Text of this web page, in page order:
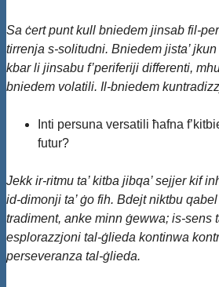
Sa ċert punt kull bniedem jinsab fil-
tirrenja s-solitudni. Bniedem jista’
kbar li jinsabu f’periferiji differenti,
bniedem volatili. Il-bniedem
Inti persuna versatili ħafna
futur?
Jekk ir-ritmu ta’ kitba jibqa’ sejjer kif
id-dimonji ta’ ġo fih. Bdejt niktbu
tradiment, anke minn ġewwa; is-sens
esplorazzjoni tal-ġlieda kontinwa
perseveranza tal-ġlieda.